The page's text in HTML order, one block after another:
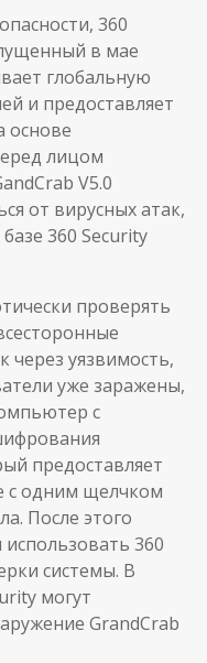
360
в мае
глобальную
и предоставляет
основе
лицом
V5.0
от вирусных атак,
360 Security
проверять
через уязвимость,
уже заражены,
с
предоставляет
с одним щелчком
После этого
360
системы. В
могут
GrandCrab